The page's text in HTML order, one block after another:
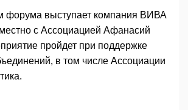
форума выступает компания ВИВА
с Ассоциацией Афанасий
пройдет при поддержке
в том числе Ассоциации